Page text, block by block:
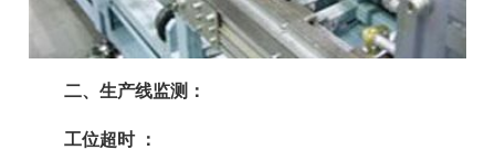
二、生产线监测：
工位超时 ：